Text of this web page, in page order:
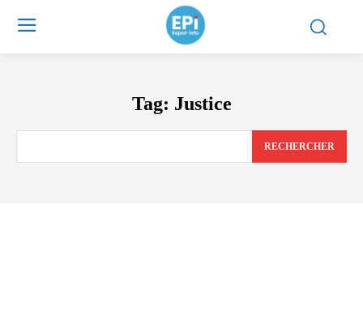
Tag: Justice
RECHERCHER